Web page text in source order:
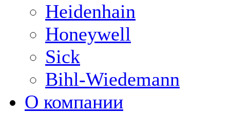
Heidenhain
Honeywell
Sick
Bihl-Wiedemann
О компании